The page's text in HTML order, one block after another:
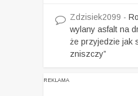
Zdzisiek2099 -
wylany asfalt na
że przyjedzie jak
zniszczy”
REKLAMA